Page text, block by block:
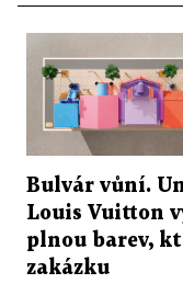
Bulvár vůní.
Louis Vuitton
plnou barev,
zakázku